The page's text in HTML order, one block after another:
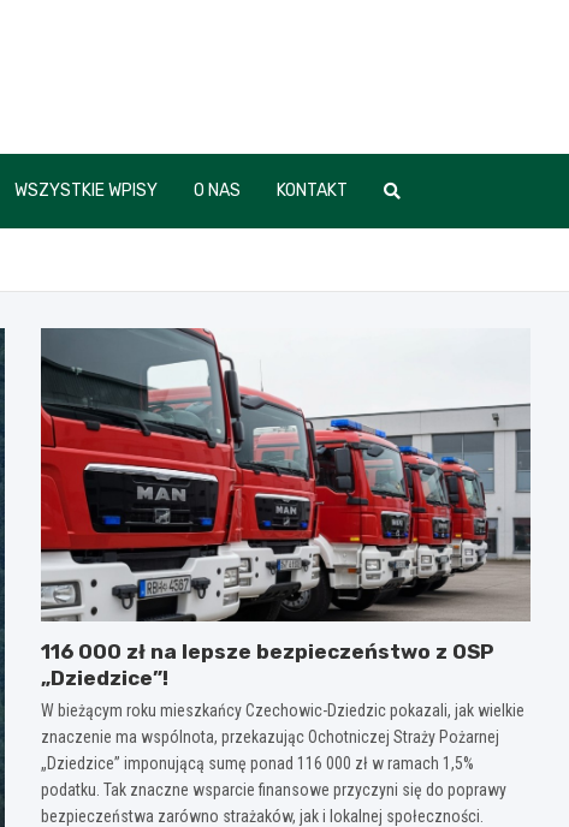
WSZYSTKIE WPISY O NAS KONTAKT
116 000 zł na lepsze bezpieczeństwo z OSP
„Dziedzice”!
W bieżącym roku mieszkańcy Czechowic-Dziedzic pokazali, jak wielkie
znaczenie ma wspólnota, przekazując Ochotniczej Straży Pożarnej
„Dziedzice” imponującą sumę ponad 116 000 zł w ramach 1,5%
podatku. Tak znaczne wsparcie finansowe przyczyni się do poprawy
bezpieczeństwa zarówno strażaków, jak i lokalnej społeczności.